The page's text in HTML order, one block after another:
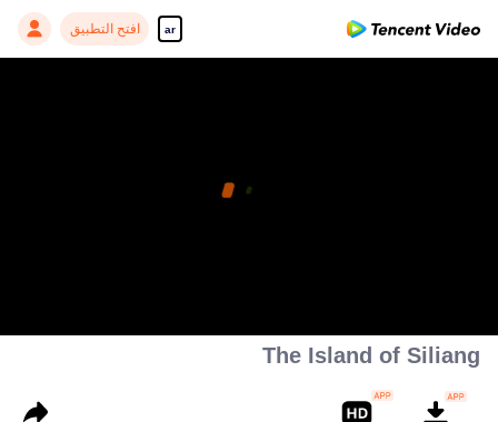
ar افتح التطبيق
The Island of Siliang